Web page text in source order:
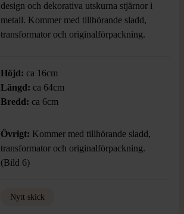
design och dekorativa utskurna stjärnor i
metall. Kommer med tillhörande sladd,
transformator och originalförpackning.
Höjd: ca 16cm
Längd: ca 64cm
Bredd: ca 6cm
Övrigt: Kommer med tillhörande sladd,
transformator och originalförpackning.
(Bild 6)
Nytt skick